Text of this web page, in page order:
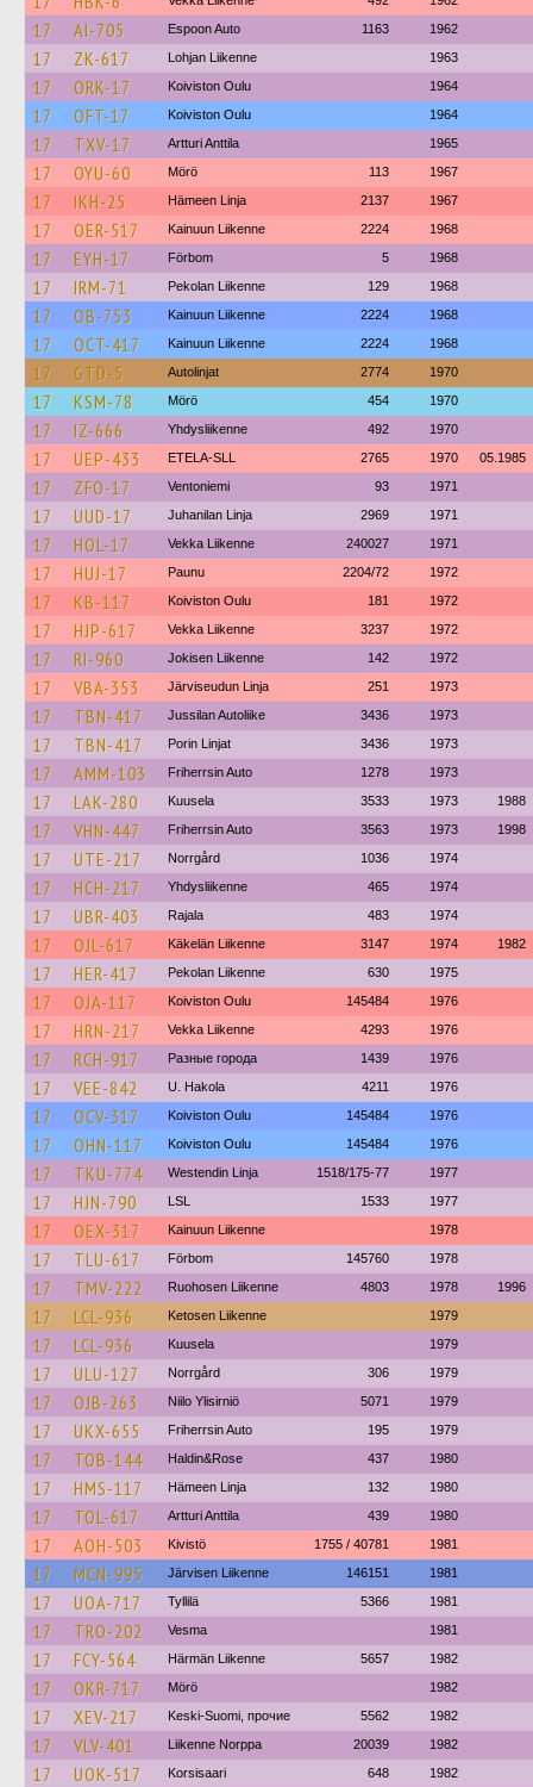
17 AI-705 Espoon Auto 1163 1962
17 ZK-617 Lohjan Liikenne 1963
17 ORK-17 Koiviston Oulu 1964
17 OFT-17 Koiviston Oulu 1964
17 TXV-17 Artturi Anttila 1965
17 OYU-60 Mörö 113 1967
17 IKH-25 Hämeen Linja 2137 1967
17 OER-517 Kainuun Liikenne 2224 1968
17 EYH-17 Förbom 5 1968
17 IRM-71 Pekolan Liikenne 129 1968
17 OB-753 Kainuun Liikenne 2224 1968
17 OCT-417 Kainuun Liikenne 2224 1968
17 GTD-5 Autolinjat 2774 1970
17 KSM-78 Mörö 454 1970
17 IZ-666 Yhdysliikenne 492 1970
17 UEP-433 ETELA-SLL 2765 1970 05.1985
17 ZFO-17 Ventoniemi 93 1971
17 UUD-17 Juhanilan Linja 2969 1971
17 HOL-17 Vekka Liikenne 240027 1971
17 HUJ-17 Paunu 2204/72 1972
17 KB-117 Koiviston Oulu 181 1972
17 HJP-617 Vekka Liikenne 3237 1972
17 RI-960 Jokisen Liikenne 142 1972
17 VBA-353 Järviseudun Linja 251 1973
17 TBN-417 Jussilan Autoliike 3436 1973
17 TBN-417 Porin Linjat 3436 1973
17 AMM-103 Friherrsin Auto 1278 1973
17 LAK-280 Kuusela 3533 1973 1988
17 VHN-447 Friherrsin Auto 3563 1973 1998
17 UTE-217 Norrgård 1036 1974
17 HCH-217 Yhdysliikenne 465 1974
17 UBR-403 Rajala 483 1974
17 OJL-617 Käkelän Liikenne 3147 1974 1982
17 HER-417 Pekolan Liikenne 630 1975
17 OJA-117 Koiviston Oulu 145484 1976
17 HRN-217 Vekka Liikenne 4293 1976
17 RCH-917 Разные города 1439 1976
17 VEE-842 U. Hakola 4211 1976
17 OCV-317 Koiviston Oulu 145484 1976
17 OHN-117 Koiviston Oulu 145484 1976
17 TKU-774 Westendin Linja 1518/175-77 1977
17 HJN-790 LSL 1533 1977
17 OEX-317 Kainuun Liikenne 1978
17 TLU-617 Förbom 145760 1978
17 TMV-222 Ruohosen Liikenne 4803 1978 1996
17 LCL-936 Ketosen Liikenne 1979
17 LCL-936 Kuusela 1979
17 ULU-127 Norrgård 306 1979
17 OJB-263 Niilo Ylisirniö 5071 1979
17 UKX-655 Friherrsin Auto 195 1979
17 TOB-144 Haldin&Rose 437 1980
17 HMS-117 Hämeen Linja 132 1980
17 TOL-617 Artturi Anttila 439 1980
17 AOH-503 Kivistö 1755 / 40781 1981
17 MCN-995 Järvisen Liikenne 146151 1981
17 UOA-717 Tyllilä 5366 1981
17 TRO-202 Vesma 1981
17 FCY-564 Härmän Liikenne 5657 1982
17 OKR-717 Mörö 1982
17 XEV-217 Keski-Suomi, прочие 5562 1982
17 VLV-401 Liikenne Norppa 20039 1982
17 UOK-517 Korsisaari 648 1982